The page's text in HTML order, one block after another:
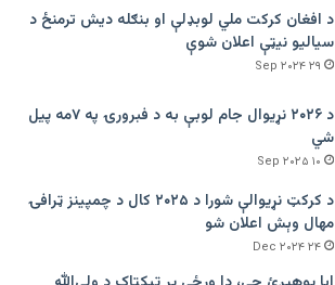
د افغان کرکت ملي لوبډلې او بنګله دیش ترمنځ د
سیالیو نیټې اعلان شوې
۲۹ Sep ۲۰۲۴
د ۲۰۲۶ نړیوال جام لوبې به د فبرورۍ په ۷مه پیل
شي
۱۰ Sep ۲۰۲۵
د کرکټ نړیوالې شورا د ۲۰۲۵ کال د چمپینز ټرافۍ
مهال وېش اعلان شو
۲۴ Dec ۲۰۲۴